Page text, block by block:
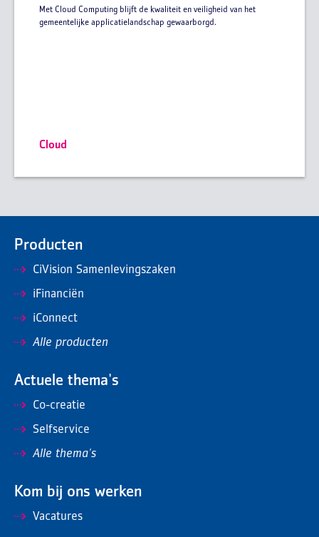
Met Cloud Computing blijft de kwaliteit en veiligheid van het
gemeentelijke applicatielandschap gewaarborgd.
Cloud
Producten
CiVision Samenlevingszaken
iFinanciën
iConnect
Alle producten
Actuele thema's
Co-creatie
Selfservice
Alle thema's
Kom bij ons werken
Vacatures